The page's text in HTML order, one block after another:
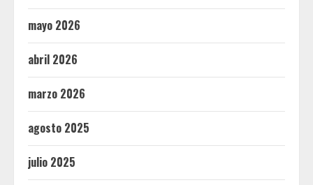
mayo 2026
abril 2026
marzo 2026
agosto 2025
julio 2025